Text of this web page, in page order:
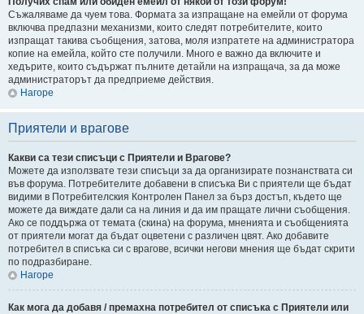
Съжаляваме да чуем това. Формата за изпращане на емейли от форума
включва предпазни механизми, които следят потребителите, които
изпращат такива съобщения, затова, моля изпратете на администратора
копие на емейла, който сте получили. Много е важно да включите и
хедърите, които съдържат пълните детайли на изпращача, за да може
администраторът да предприеме действия.
Нагоре
Приятели и врагове
Какви са тези списъци с Приятели и Врагове?
Можете да използвате тези списъци за да организирате познанствата си
във форума. Потребителите добавени в списъка Ви с приятели ще бъдат
видими в Потребителския Контролен Панел за бърз достъп, където ще
можете да виждате дали са на линия и да им пращате лични съобщения.
Ако се поддържа от темата (скина) на форума, мненията и съобщенията
от приятели могат да бъдат оцветени с различен цвят. Ако добавите
потребител в списъка си с врагове, всички негови мнения ще бъдат скрити
по подразбиране.
Нагоре
Как мога да добавя / премахна потребител от списъка с Приятели или